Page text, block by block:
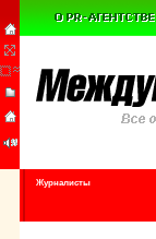
Журналисты